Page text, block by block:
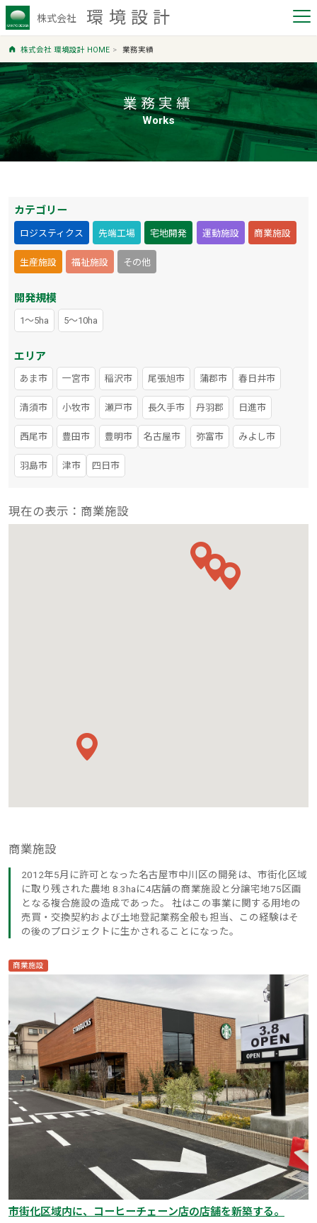
株式会社 環境設計
株式会社 環境設計 HOME 業務実績
業務実績
Works
カテゴリー
ロジスティクス 先端工場 宅地開発 運動施設 商業施設
生産施設 福祉施設 その他
開発規模
1～5ha 5～10ha
エリア
あま市 一宮市 稲沢市 尾張旭市 蒲郡市 春日井市
清須市 小牧市 瀬戸市 長久手市 丹羽郡 日進市
西尾市 豊田市 豊明市 名古屋市 弥富市 みよし市
羽島市 津市 四日市
現在の表示：商業施設
商業施設
2012年5月に許可となった名古屋市中川区の開発は、市街化区域
に取り残された農地 8.3haに4店舗の商業施設と分譲宅地75区画
となる複合施設の造成であった。 社はこの事業に関する用地の
売買・交換契約および土地登記業務全般も担当、この経験はそ
の後のプロジェクトに生かされることになった。
商業施設
市街化区域内に、コーヒーチェーン店の店舗を新築する。